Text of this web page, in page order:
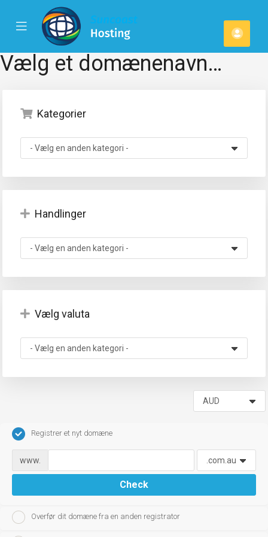
Mobile
Menu
Konto
Vælg et domænenavn…
Kategorier
Handlinger
Vælg valuta
Registrer et nyt domæne
www.
Check
Overfør dit domæne fra en anden registrator